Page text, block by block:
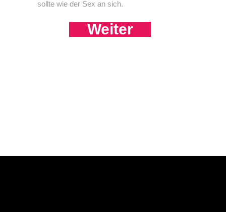
sollte wie der Sex an sich.
Weiter